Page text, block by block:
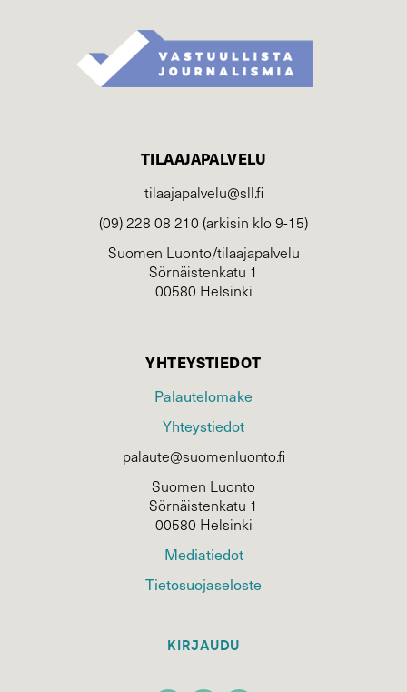
TILAAJAPALVELU
tilaajapalvelu@sll.fi
(09) 228 08 210 (arkisin klo 9-15)
Suomen Luonto/tilaajapalvelu
Sörnäistenkatu 1
00580 Helsinki
YHTEYSTIEDOT
Palautelomake
Yhteystiedot
palaute@suomenluonto.fi
Suomen Luonto
Sörnäistenkatu 1
00580 Helsinki
Mediatiedot
Tietosuojaseloste
KIRJAUDU